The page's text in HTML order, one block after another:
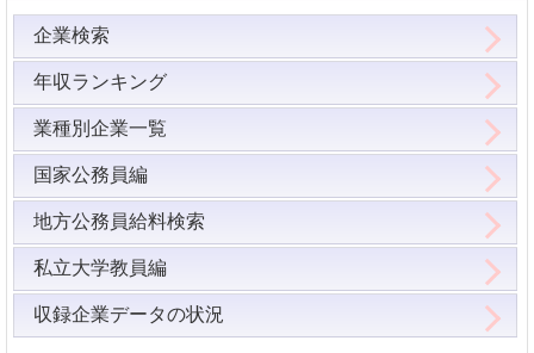
企業検索
年収ランキング
業種別企業一覧
国家公務員編
地方公務員給料検索
私立大学教員編
収録企業データの状況